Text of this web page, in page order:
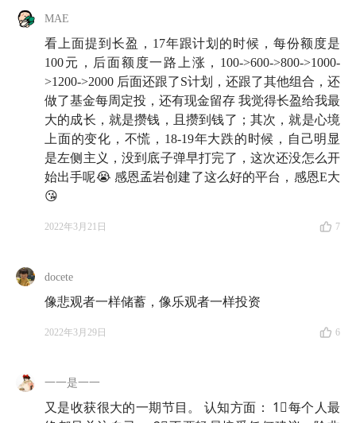
28:19
心态看待投资波动
32:11 侯赛尔的叙事方式带来的启发
35:04 侯赛尔的神奇人生经历：从泊车小弟到财经作家
41:30作为知名财经作家，侯赛尔给小女儿和大儿子提
了怎样的理财建议？
43:06「最难的理财技巧是：安于现状。」
43:46 🎉 官宣：「知行信箱 」开张了！来信请寄 👉
allinthebeer
美国 1850 年 ～ 2010 年的人均 GDP 走势：
MAE
看上面提到长盈，17年跟计划的时候，每份额度是
100元，后面额度一路上涨，100->600->800->1000-
>1200->2000 后面还跟了S计划，还跟了其他组合，还
做了基金每周定投，还有现金留存 我觉得长盈给我最
大的成长，就是攒钱，且攒到钱了；其次，就是心境
上面的变化，不慌，18-19年大跌的时候，自己明显
是左侧主义，没到底子弹早打完了，这次还没怎么开
始出手呢😭 感恩孟岩创建了这么好的平台，感恩E大
😘
2022年3月21日 7
docete
像悲观者一样储蓄，像乐观者一样投资
2022年3月29日 6
一一是一一
又是收获很大的一期节目。 认知方面： 1⃣️每个人最